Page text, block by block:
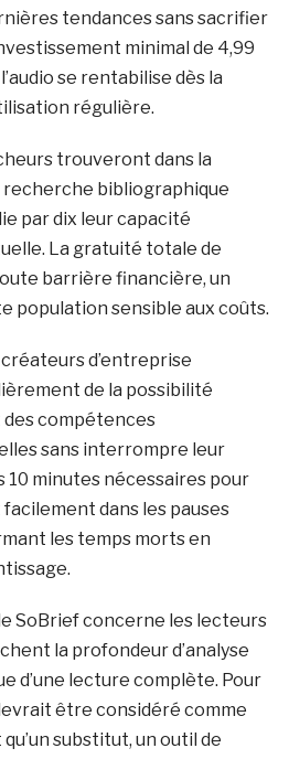
tendances sans sacrifier
minimal de 4,99
se rentabilise dès la
régulière.
trouveront dans la
bibliographique
par dix leur capacité
La gratuité totale de
barrière financière, un
population sensible aux coûts.
d’entreprise
de la possibilité
des compétences
sans interrompre leur
minutes nécessaires pour
dans les pauses
les temps morts en
SoBrief concerne les lecteurs
la profondeur d’analyse
d’une lecture complète. Pour
être considéré comme
substitut, un outil de